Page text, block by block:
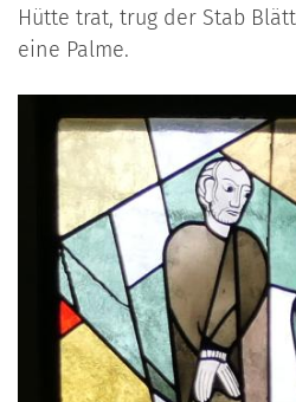
Hütte trat, trug der Stab
eine Palme.